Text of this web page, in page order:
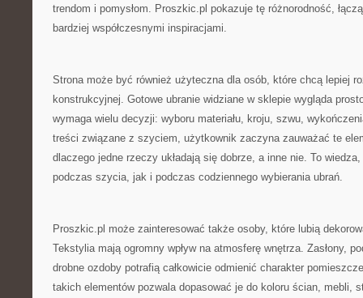
trendom i pomysłom. Proszkic.pl pokazuje tę różnorodność,
bardziej współczesnymi inspiracjami.
Strona może być również użyteczna dla osób, które chcą lepiej
konstrukcyjnej. Gotowe ubranie widziane w sklepie wygląda
wymaga wielu decyzji: wyboru materiału, kroju, szwu,
treści związane z szyciem, użytkownik zaczyna zauważać te
dlaczego jedne rzeczy układają się dobrze, a inne nie. To
podczas szycia, jak i podczas codziennego wybierania ubrań.
Proszkic.pl może zainteresować także osoby, które lubią
Tekstylia mają ogromny wpływ na atmosferę wnętrza. Zasłony,
drobne ozdoby potrafią całkowicie odmienić charakter
takich elementów pozwala dopasować je do koloru ścian, mebli,